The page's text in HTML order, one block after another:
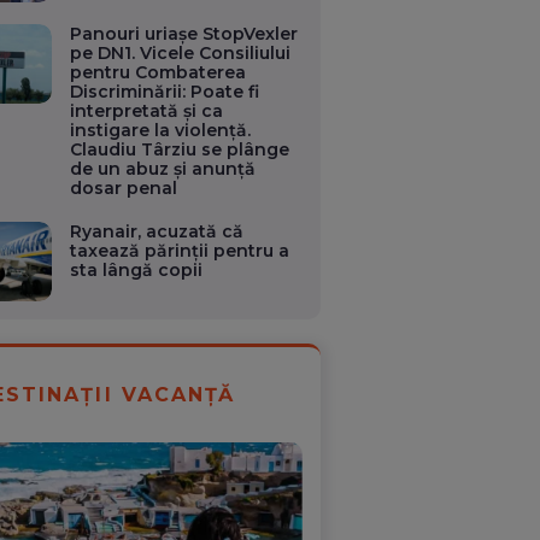
Panouri uriașe StopVexler
pe DN1. Vicele Consiliului
pentru Combaterea
Discriminării: Poate fi
interpretată și ca
instigare la violență.
Claudiu Târziu se plânge
de un abuz și anunță
dosar penal
Ryanair, acuzată că
taxează părinții pentru a
sta lângă copii
VACANȚĂ